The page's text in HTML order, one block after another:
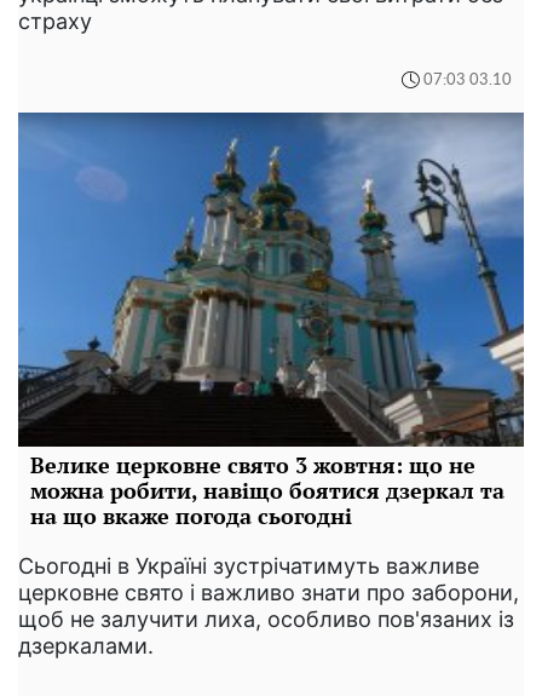
страху
07:03 03.10
Велике церковне свято 3 жовтня: що не
можна робити, навіщо боятися дзеркал та
на що вкаже погода сьогодні
Сьогодні в Україні зустрічатимуть важливе
церковне свято і важливо знати про заборони,
щоб не залучити лиха, особливо пов'язаних із
дзеркалами.